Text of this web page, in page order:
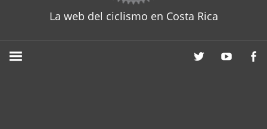
La web del ciclismo en Costa Rica